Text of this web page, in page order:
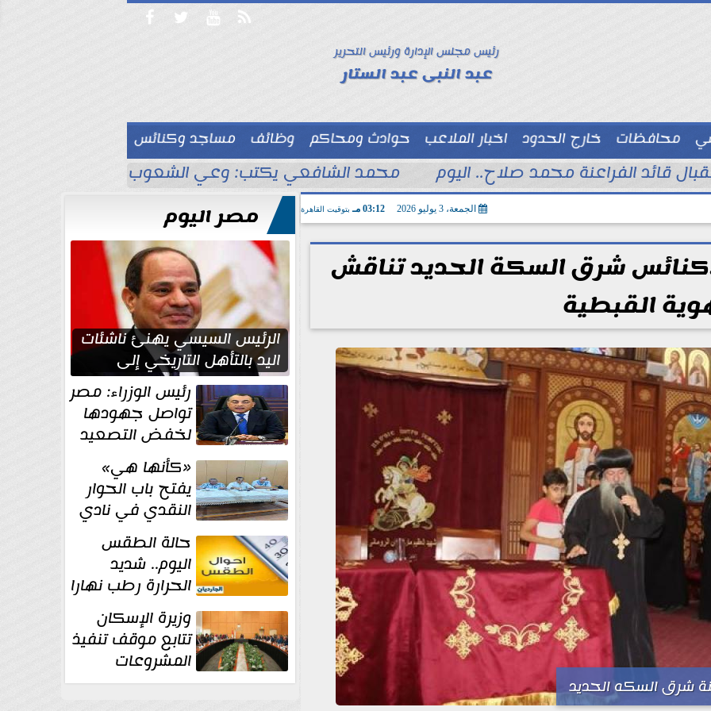
   
رئيس مجلس الإدارة ورئيس التحرير
عبد النبى عبد الستار
محافظات خارج الحدود اخبار الملاعب حوادث ومحاكم وظائف
مساجد وكنائس
توك شو
 قائد الفراعنة محمد صلاح.. اليوم محمد الشافعي يكتب: وعي الشعوب لا يُقاس
الجمعة، 3 يوليو 2026 03:12 مـ بتوقيت القاهرة
شرق السكة الحديد تناقش
القبطية
شرق السكه الحديد
مصر اليوم
الرئيس السيسي يهنئ ناشئات
اليد بالتأهل التاريخي إلى
نصف نهائي كأس العالم
رئيس الوزراء: مصر
تواصل جهودها
لخفض التصعيد
والحفاظ على
الاستقرار الإقليمي«كأنها هي»
يفتح باب الحوار
النقدي في نادي
أدب مصر الجديدة
حالة الطقس
اليوم.. شديد
الحرارة رطب نهارا
مائل للحرارة رطب
ليلا.. و... وزيرة الإسكان
تتابع موقف تنفيذ
المشروعات
والخطة